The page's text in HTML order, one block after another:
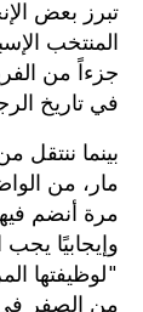
تبرز بعض
المنتخب
جزءاً من
في تاريخ
بينما ننتقل
مار، من
مرة أنضم
وإيجابيًا
"لوظيفتها
من الصفر في